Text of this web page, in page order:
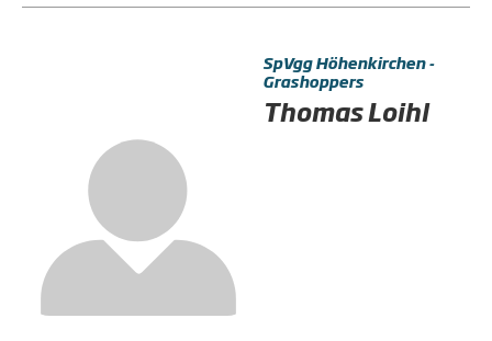
SpVgg Höhenkirchen -
Grashoppers
Thomas Loihl